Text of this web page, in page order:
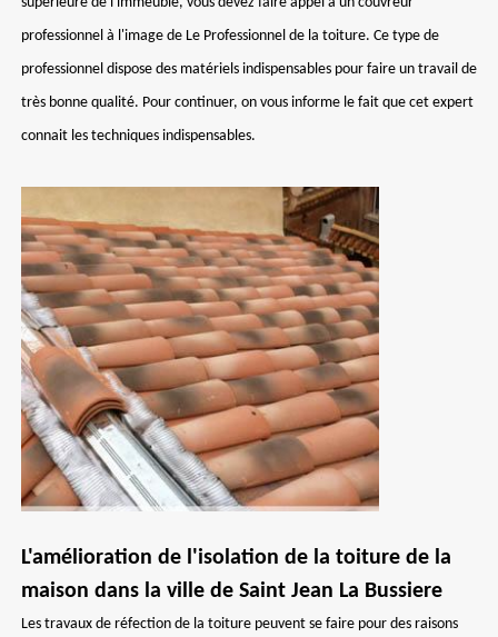
professionnel à l'image de Le Professionnel de la toiture. Ce type de
professionnel dispose des matériels indispensables pour faire un travail de
très bonne qualité. Pour continuer, on vous informe le fait que cet expert
connait les techniques indispensables.
L'amélioration de l'isolation de la toiture de la
maison dans la ville de Saint Jean La Bussiere
Les travaux de réfection de la toiture peuvent se faire pour des raisons